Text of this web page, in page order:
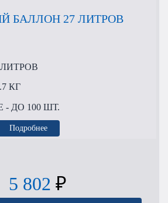
БАЛЛОН 27 ЛИТРОВ
КГ
- ДО 100 ШТ.
Подробнее
5 802 ₽